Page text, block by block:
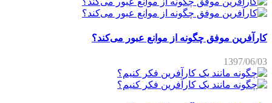
کارآفرین موفق چگونه از موانع عبور می‌کند؟
1397/06/03